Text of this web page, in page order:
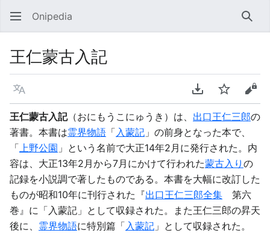
Onipedia 検索
王仁蒙古入記
言語 PDFをダウンロ
ウォッチソ
王仁蒙古入記（おにもうこにゅうき）は、 出口王仁三郎の
著書。本書は霊界物語 「入蒙記 」の前身となった本で、
「上野公園 」という名前で大正14年2月に発行された。内
容は、大正13年2月から7月にかけて行われた蒙古入り の
記録を小説調で著したものである。本書を大幅に改訂した
ものが昭和10年に刊行された『出口王仁三郎全集 第六
巻』に「入蒙記」として収録された。また王仁三郎の昇天
後に、 霊界物語に特別篇「入蒙記 」として収録された。